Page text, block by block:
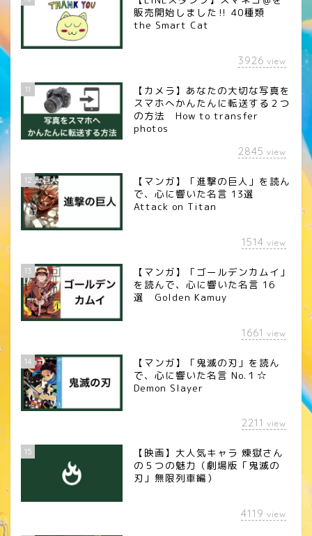
販売開始しました‼︎ 40種類
the Smart Cat
3926 view
11
【カメラ】あなたの大切な写真を
スマホへかんたんに転送する２つ
の方法 How to transfer
photos
2845 view
12
【マンガ】「進撃の巨人」を読ん
で、心に響いた名言 13選
Attack on Titan
1514 view
13
【マンガ】「ゴールデンカムイ」
を読んで、心に響いた名言 16
選 Golden Kamuy
1661 view
14
【マンガ】「鬼滅の刃」を読ん
で、心に響いた名言 No.１☆
Demon Slayer
2211 view
15
【映画】大人気キャラ 煉󠄁獄さん
の５つの魅力（劇場版「鬼滅の
刃」無限列車編）
4119 view